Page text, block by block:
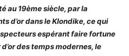
au 19ème siècle, par la
d’or dans le Klondike, ce qui
espérant faire fortune
des temps modernes, le